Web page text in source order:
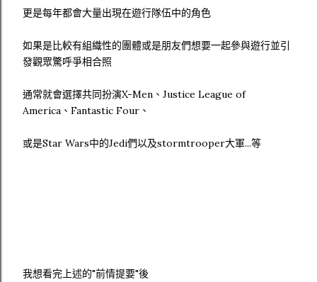
更是每年都會大量出現在遊行隊伍中的角色
如果是比較有組織性的團體或是朋友們想要一起參與遊行並引
發觀眾驚呼爭相合照
通常就會選擇共同扮演X-Men、Justice League of
America、Fantastic Four、
或是Star Wars中的Jedi們以及stormtrooper大軍...等
我想看完上述的"前情提要"後